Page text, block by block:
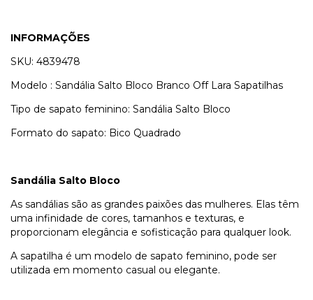
INFORMAÇÕES
SKU: 4839478
Modelo : Sandália Salto Bloco Branco Off Lara Sapatilhas
Tipo de sapato feminino: Sandália Salto Bloco
Formato do sapato: Bico Quadrado
Sandália Salto Bloco
As sandálias são as grandes paixões das mulheres. Elas têm
uma infinidade de cores, tamanhos e texturas, e
proporcionam elegância e sofisticação para qualquer look.
A sapatilha é um modelo de sapato feminino, pode ser
utilizada em momento casual ou elegante.